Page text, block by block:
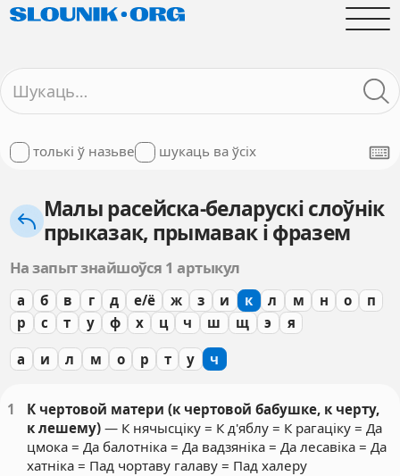
толькі ў назьве шукаць ва ўсіх
Малы расейска-беларускі слоўнік
прыказак, прымавак і фразем
На запыт знайшоўся 1 артыкул
а б в г д е/ё ж з и к л м н о
п
р
с т у ф х ц ч ш щ э я
а и л м о р т у ч
1
К чертовой матери (к чертовой бабушке, к черту,
к лешему) — К нячысціку = К д'яблу = К рагаціку = Да
цмока = Да балотніка = Да вадзяніка = Да лесавіка = Да
хатніка = Пад чортаву галаву = Пад халеру